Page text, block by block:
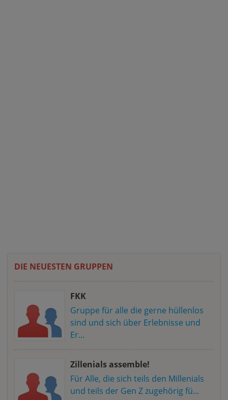
DIE NEUESTEN GRUPPEN
FKK
Gruppe für alle die gerne hüllenlos
sind und sich über Erlebnisse und
Er...
Zillenials assemble!
Für Alle, die sich teils den Millenials
und teils der Gen Z zugehörig fü...